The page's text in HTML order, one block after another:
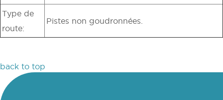
Type de
route:
Pistes non goudronnées.
back to top